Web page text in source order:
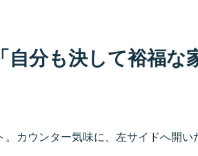
自分も決して裕福な
。カウンター気味に、左サイドへ開